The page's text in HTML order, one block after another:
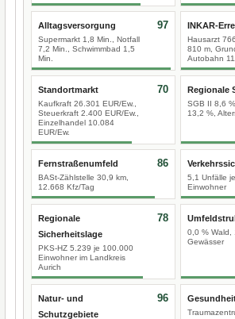
Alltagsversorgung
Supermarkt 1,8 Min., Notfall
7,2 Min., Schwimmbad 1,5
Min.
97 INKAR-
Hausarzt
810 m,
Autobahn
Standortmarkt
Kaufkraft 26.301 EUR/Ew.,
Steuerkraft 2.400 EUR/Ew.,
Einzelhandel 10.084
EUR/Ew.
70 Regionale
SGB II 8,6
13,2 %,
Fernstraßenumfeld
BASt-Zählstelle 30,9 km,
12.668 Kfz/Tag
86
5,1 Unfälle
Einwohner
Regionale
Sicherheitslage
PKS-HZ 5.239 je 100.000
Einwohner im Landkreis
Aurich
78
0,0 % Wald,
Gewässer
Natur- und
Schutzgebiete
96